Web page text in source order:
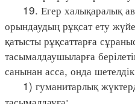
19. Егер халықаралық
орындаудың рұқсат ету
қатысты рұқсаттарға
тасымалдаушыларға
санынан асса, онда
1) гуманитарлық